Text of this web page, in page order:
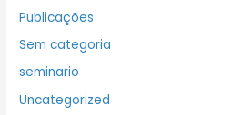
Publicações
Sem categoria
seminario
Uncategorized